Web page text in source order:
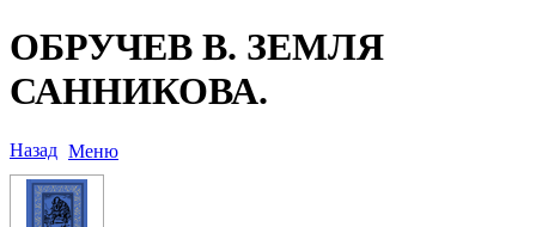
ОБРУЧЕВ В. ЗЕМЛЯ
САННИКОВА.
Назад Меню